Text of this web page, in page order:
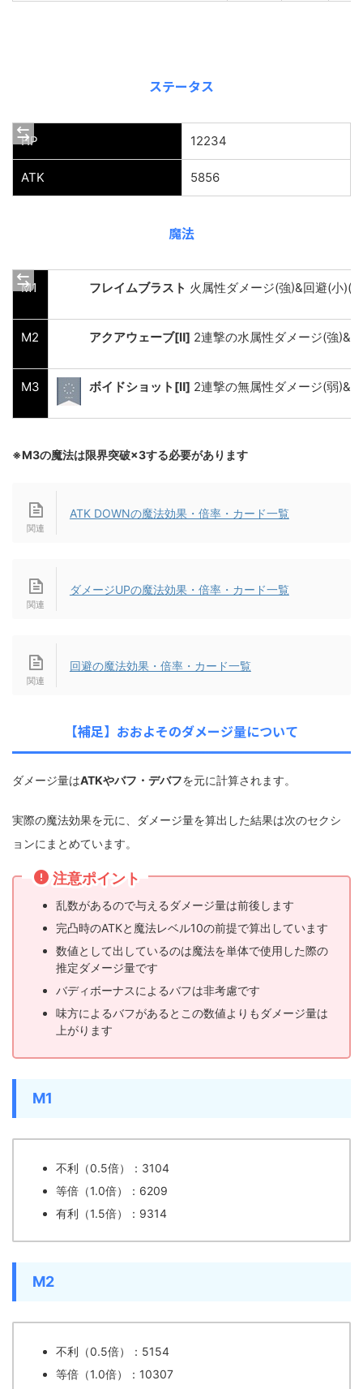
ステータス
HP 12234
ATK 5856
魔法
M1 フレイムブラスト 火属性ダメージ(強)&回避(小)(
M2 アクアウェーブ[Ⅱ] 2連撃の水属性ダメージ(強
M3 ボイドショット[Ⅱ] 2連撃の無属性ダメージ(弱
※M3の魔法は限界突破×3する必要があります
ATK DOWNの魔法効果・倍率・カード一覧
ダメージUPの魔法効果・倍率・カード一覧
回避の魔法効果・倍率・カード一覧
【補足】おおよそのダメージ量について
ダメージ量はATKやバフ・デバフを元に計算されます。
実際の魔法効果を元に、ダメージ量を算出した結果は次のセクシ
ョンにまとめています。
注意ポイント
乱数があるので与えるダメージ量は前後します
完凸時のATKと魔法レベル10の前提で算出しています
数値として出しているのは魔法を単体で使用した際の
推定ダメージ量です
バディボーナスによるバフは非考慮です
味方によるバフがあるとこの数値よりもダメージ量は
上がります
M1
不利（0.5倍）：3104
等倍（1.0倍）：6209
有利（1.5倍）：9314
M2
不利（0.5倍）：5154
等倍（1.0倍）：10307